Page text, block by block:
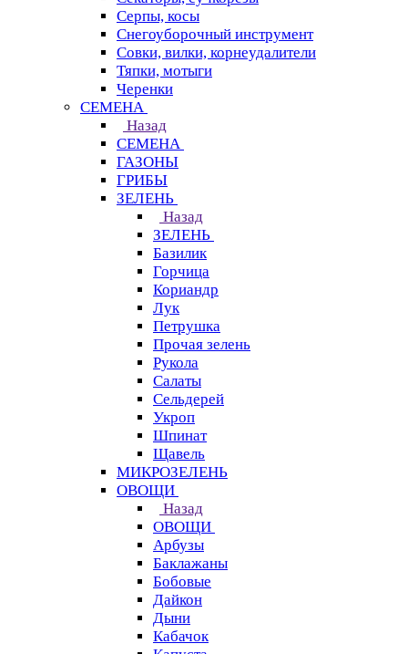
Серпы, косы
Снегоуборочный инструмент
Совки, вилки, корнеудалители
Тяпки, мотыги
Черенки
СЕМЕНА
Назад
СЕМЕНА
ГАЗОНЫ
ГРИБЫ
ЗЕЛЕНЬ
Назад
ЗЕЛЕНЬ
Базилик
Горчица
Кориандр
Лук
Петрушка
Прочая зелень
Рукола
Салаты
Сельдерей
Укроп
Шпинат
Щавель
МИКРОЗЕЛЕНЬ
ОВОЩИ
Назад
ОВОЩИ
Арбузы
Баклажаны
Бобовые
Дайкон
Дыни
Кабачок